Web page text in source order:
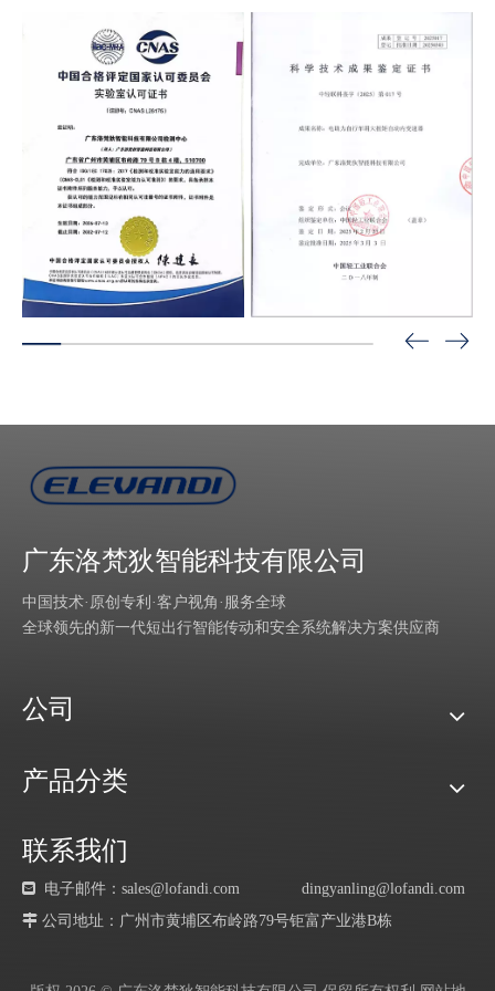
广东洛梵狄智能科技有限公司
中国技术·原创专利·客户视角·服务全球
全球领先的新一代短出行智能传动和安全系统解决方案供应商
公司
产品分类
联系我们
 电子邮件：sales@lofandi.com dingyanling@lofandi.com
 公司地址：广州市黄埔区布岭路79号钜富产业港B栋